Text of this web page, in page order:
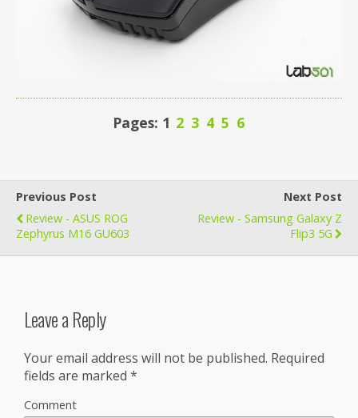
Pages: 1 2 3 4 5 6
Previous Post
Review - ASUS ROG
Zephyrus M16 GU603
Next Post
Review - Samsung Galaxy Z
Flip3 5G
Leave a Reply
Your email address will not be published. Required
fields are marked *
Comment